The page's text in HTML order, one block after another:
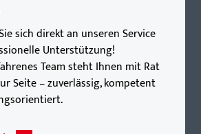
sich direkt an unseren Service
Unterstützung!
Team steht Ihnen mit Rat
Seite – zuverlässig, kompetent